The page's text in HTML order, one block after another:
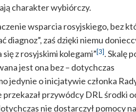
charakter wybiórczy.
wsparcia rosyjskiego, bez
diagnoz”, zaś dzięki niemu
z rosyjskimi kolegami”[3]. Skalę
jest ona bez – dotychczas
jedynie o inicjatywie członka
przywódcy DRL środki
nie dostarczył pomocy na